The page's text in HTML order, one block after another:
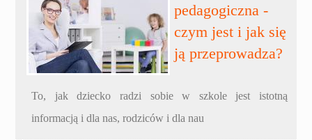
pedagogiczna -
czym jest i jak się
ją przeprowadza?
To, jak dziecko radzi sobie w szkole jest istotną
informacją i dla nas, rodziców i dla nau